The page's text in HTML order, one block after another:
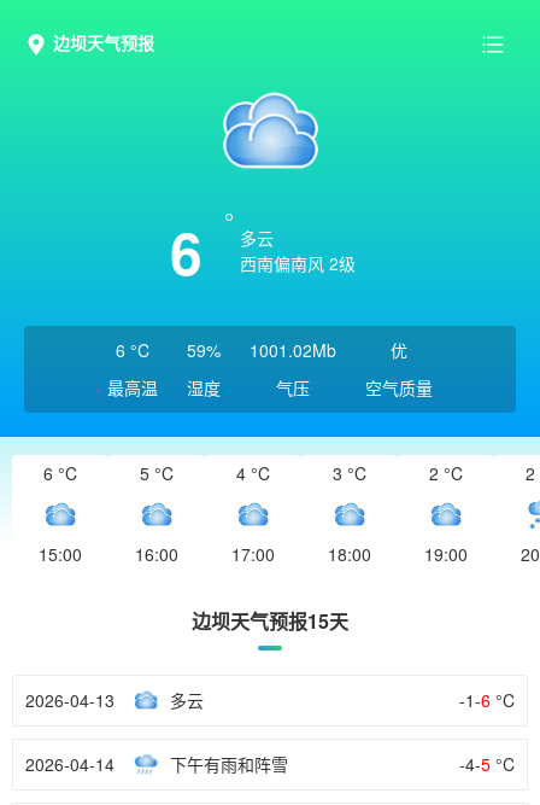
边坝天气预报
6
多云
西南偏南风 2级
6 °C
最高温
59%
湿度
1001.02Mb
气压
优
空气质量
6 °C
15:00
5 °C
16:00
4 °C
17:00
3 °C
18:00
2 °C
19:00
2
边坝天气预报15天
2026-04-13 多云 -1-6 °C
2026-04-14 下午有雨和阵雪 -4-5 °C